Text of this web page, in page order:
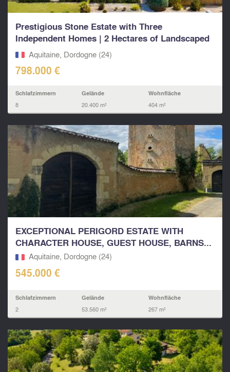
Prestigious Stone Estate with Three
Independent Homes | 2 Hectares of Landscaped
Grounds &...
Aquitaine, Dordogne (24)
798.000 €
Schlafzimmern
8
Gelände
20.400 m²
Wohnfläche
404 m²
EXCEPTIONAL PERIGORD ESTATE WITH
CHARACTER HOUSE, GUEST HOUSE, BARNS...
Aquitaine, Dordogne (24)
545.000 €
Schlafzimmern
2
Gelände
53.560 m²
Wohnfläche
267 m²